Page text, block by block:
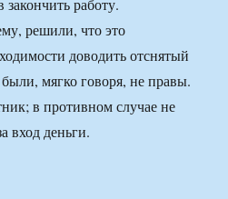
закончить работу.
решили, что это
доводить отснятый
мягко говоря, не правы.
в противном случае не
вход деньги.